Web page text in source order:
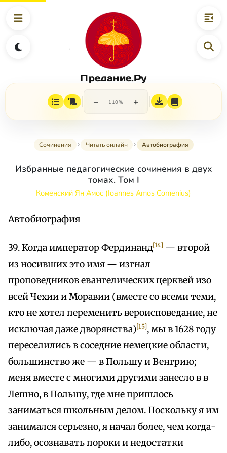
Предание.Ру
− 110% +
Сочинения Читать онлайн Автобиография
Избранные педагогические сочинения в двух
томах. Том I
Коменский Ян Амос (Ioannes Amos Comenius)
Автобиография
39. Когда император Фердинанд[14] — второй
из носивших это имя — изгнал
проповедников евангелических церквей изо
всей Чехии и Моравии (вместе со всеми теми,
кто не хотел переменить вероисповедание, не
исключая даже дворянства)[15], мы в 1628 году
переселились в соседние немецкие области,
большинство же — в Польшу и Венгрию;
меня вместе с многими другими занесло в в
Лешно, в Польшу, где мне пришлось
заниматься школьным делом. Поскольку я им
занимался серьезно, я начал более, чем когда-
либо, осознавать пороки и недостатки